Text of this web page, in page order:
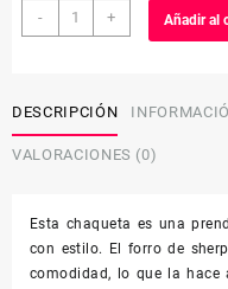
-
LEVI
´S
0131
cantidad
+ Añadir al
DESCRIPCIÓN
VALORACIONES (0)
Esta chaqueta es una
con estilo. El forro de
comodidad, lo que la hace